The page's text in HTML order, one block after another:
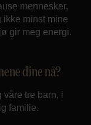
mennesker,
ikke minst mine
gir meg energi.
dine nå?
våre tre barn, i
familie.